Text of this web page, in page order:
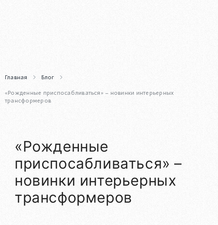
Главная Блог
«Рожденные приспосабливаться» – новинки интерьерных
трансформеров
«Рожденные
приспосабливаться» –
новинки интерьерных
трансформеров